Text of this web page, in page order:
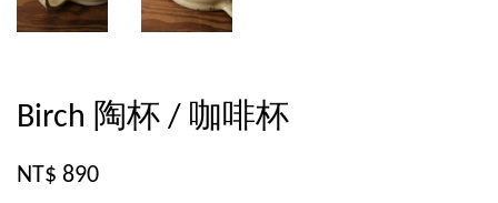
Birch 陶杯 / 咖啡杯
NT$ 890